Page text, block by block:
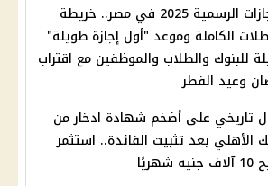
الإجازات الرسمية 2025 في مصر.. خريطة
الكاملة وموعد "أول إجازة طويلة"
للبنوك والطلاب والموظفين مع اقتراب
وعيد الفطر
تاريخي على أضخم شهادة ادخار من
الأهلي بعد تثبيت الفائدة.. استثمر